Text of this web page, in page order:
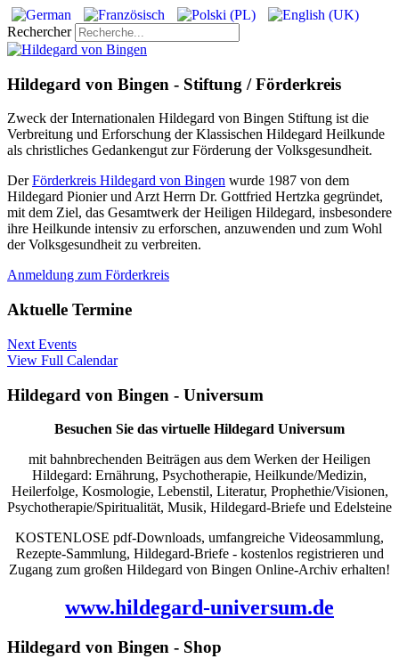
Rechercher
Hildegard von Bingen - Stiftung / Förderkreis
Zweck der Internationalen Hildegard von Bingen Stiftung ist die
Verbreitung und Erforschung der Klassischen Hildegard Heilkunde
als christliches Gedankengut zur Förderung der Volksgesundheit.
DerFörderkreis Hildegard von Bingen wurde 1987 von dem
Hildegard Pionier und Arzt Herrn Dr. Gottfried Hertzka gegründet,
mit dem Ziel, das Gesamtwerk der Heiligen Hildegard, insbesondere
ihre Heilkunde intensiv zu erforschen, anzuwenden und zum Wohl
der Volksgesundheit zu verbreiten.
Anmeldung zum Förderkreis
Aktuelle Termine
Next Events
View Full Calendar
Hildegard von Bingen - Universum
Besuchen Sie das virtuelle Hildegard Universum
mit bahnbrechenden Beiträgen aus dem Werken der Heiligen
Hildegard: Ernährung, Psychotherapie, Heilkunde/Medizin,
Heilerfolge, Kosmologie, Lebenstil, Literatur, Prophethie/Visionen,
Psychotherapie/Spiritualität, Musik, Hildegard-Briefe und Edelsteine
KOSTENLOSE pdf-Downloads, umfangreiche Videosammlung,
Rezepte-Sammlung, Hildegard-Briefe - kostenlos registrieren und
Zugang zum großen Hildegard von Bingen Online-Archiv erhalten!
www.hildegard-universum.de
Hildegard von Bingen - Shop